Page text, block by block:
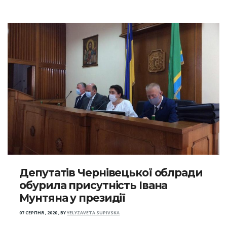
Депутатів Чернівецької облради
обурила присутність Івана
Мунтяна у президії
07 СЕРПНЯ , 2020,BYYELYZAVETA SUPIVSKA